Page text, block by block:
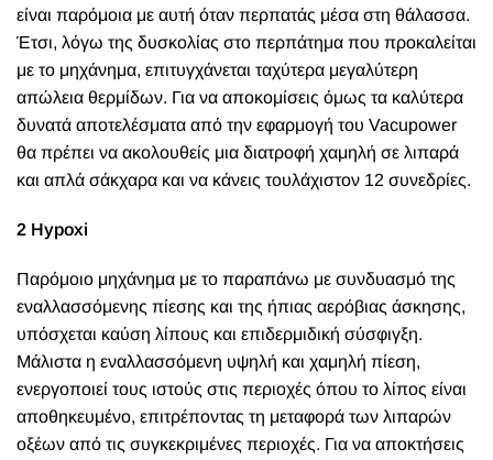
είναι παρόμοια με αυτή όταν περπατάς μέσα στη θάλασσα.
Έτσι, λόγω της δυσκολίας στο περπάτημα που προκαλείται
με το μηχάνημα, επιτυγχάνεται ταχύτερα μεγαλύτερη
απώλεια θερμίδων. Για να αποκομίσεις όμως τα καλύτερα
δυνατά αποτελέσματα από την εφαρμογή του Vacupower
θα πρέπει να ακολουθείς μια διατροφή χαμηλή σε λιπαρά
και απλά σάκχαρα και να κάνεις τουλάχιστον 12 συνεδρίες.
2 Hypoxi
Παρόμοιο μηχάνημα με το παραπάνω με συνδυασμό της
εναλλασσόμενης πίεσης και της ήπιας αερόβιας άσκησης,
υπόσχεται καύση λίπους και επιδερμιδική σύσφιγξη.
Μάλιστα η εναλλασσόμενη υψηλή και χαμηλή πίεση,
ενεργοποιεί τους ιστούς στις περιοχές όπου το λίπος είναι
αποθηκευμένο, επιτρέποντας τη μεταφορά των λιπαρών
οξέων από τις συγκεκριμένες περιοχές. Για να αποκτήσεις